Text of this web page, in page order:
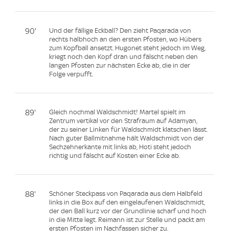
90'
Und der fällige Eckball? Den zieht Paqarada von
rechts halbhoch an den ersten Pfosten, wo Hübers
zum Kopfball ansetzt. Hugonet steht jedoch im Weg,
kriegt noch den Kopf dran und fälscht neben den
langen Pfosten zur nächsten Ecke ab, die in der
Folge verpufft.
89'
Gleich nochmal Waldschmidt! Martel spielt im
Zentrum vertikal vor den Strafraum auf Adamyan,
der zu seiner Linken für Waldschmidt klatschen lässt.
Nach guter Ballmitnahme hält Waldschmidt von der
Sechzehnerkante mit links ab, Hoti steht jedoch
richtig und fälscht auf Kosten einer Ecke ab.
88'
Schöner Steckpass von Paqarada aus dem Halbfeld
links in die Box auf den eingelaufenen Waldschmidt,
der den Ball kurz vor der Grundlinie scharf und hoch
in die Mitte legt. Reimann ist zur Stelle und packt am
ersten Pfosten im Nachfassen sicher zu.